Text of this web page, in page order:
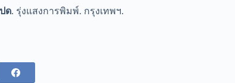
ด. รุ่งแสงการพิมพ์. กรุงเทพฯ.